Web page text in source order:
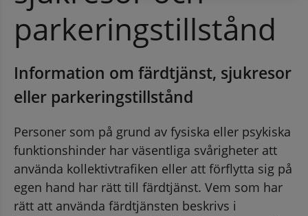
parkeringstillstånd
Information om färdtjänst, sjukresor
eller parkeringstillstånd
Personer som på grund av fysiska eller psykiska
funktionshinder har väsentliga svårigheter att
använda kollektivtrafiken eller att förflytta sig på
egen hand har rätt till färdtjänst. Vem som har
rätt att använda färdtjänsten beskrivs i